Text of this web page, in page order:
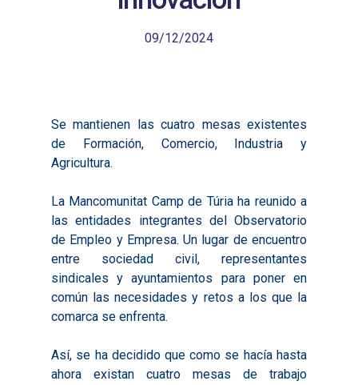
09/12/2024
Se mantienen las cuatro mesas existentes
de Formación, Comercio, Industria y
Agricultura.
La Mancomunitat Camp de Túria ha reunido a
las entidades integrantes del Observatorio
de Empleo y Empresa. Un lugar de encuentro
entre sociedad civil, representantes
sindicales y ayuntamientos para poner en
común las necesidades y retos a los que la
comarca se enfrenta.
Así, se ha decidido que como se hacía hasta
ahora existan cuatro mesas de trabajo